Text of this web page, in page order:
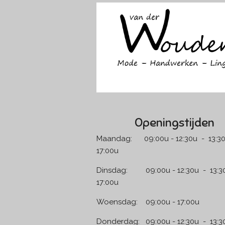
g
r
a
m
Openingstijden
Maandag: 09:00u - 12:30u -
17:00u
Dinsdag: 09:00u - 12:30u -
17:00u
Woensdag: 09:00u - 17:00u
Donderdag: 09:00u - 12:30u -